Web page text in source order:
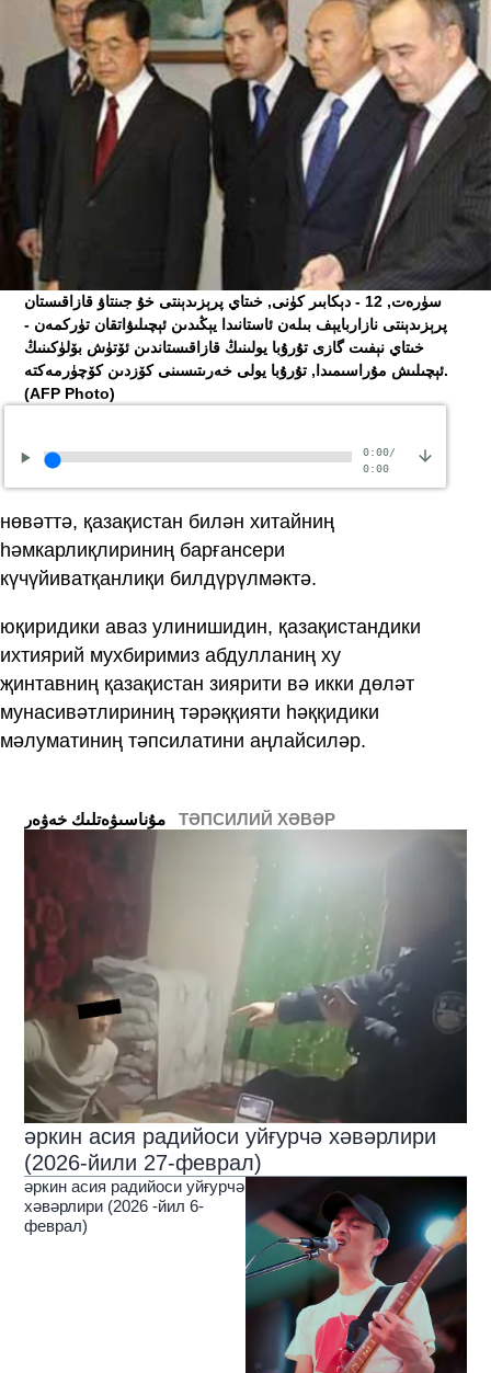
ﺳﯜﺭﻩﺕ, 12 - ﺩﯦﻜﺎﺑﯩﺮ ﻛﯜﻧﻰ, ﺧﯩﺘﺎﻱ ﭘﺮﯦﺰﯨﺪﯦﻨﺘﻰ ﺧﯘ ﺟﯩﻨﺘﺎﯞ ﻗﺎﺯﺍﻗﯩﺴﺘﺎﻥ
ﭘﺮﯦﺰﯨﺪﯦﻨﺘﻰ ﻧﺎﺯﺍﺭﺑﺎﻳﯧﻒ ﺑﯩﻠﻪﻥ ﺋﺎﺳﺘﺎﻧﯩﺪﺍ ﻳﯧﯖﯩﺪﯨﻦ ﺋﯧﭽﯩﻠﯩﯟﺍﺗﻘﺎﻥ ﺗﯜﺭﻛﻤﻪﻥ -
ﺧﯩﺘﺎﻱ ﻧﯧﻔﯩﺖ ﮔﺎﺯﻯ ﺗﯘﺭﯗﺑﺎ ﻳﻮﻟﯩﻨﯩﯔ ﻗﺎﺯﺍﻗﯩﺴﺘﺎﻧﺪﯨﻦ ﺋﯚﺗﯜﺵ ﺑﯚﻟﯜﻛﯩﻨﯩﯔ
ﺋﯧﭽﯩﻠﯩﺶ ﻣﯘﺭﺍﺳﯩﻤﯩﺪﺍ, ﺗﯘﺭﯗﺑﺎ ﻳﻮﻟﻰ ﺧﻪﺭﯨﺘﯩﺴﯩﻨﻰ ﻛﯚﺯﺩﯨﻦ ﻛﯚﭼﯜﺭﻣﻪﻛﺘﻪ.
(AFP Photo)
0:00/
0:00
нөвәттә, қазақистан билән хитайниң
һәмкарлиқлириниң барғансери
күчүйиватқанлиқи билдүрүлмәктә.
юқиридики аваз улинишидин, қазақистандики
ихтиярий мухбиримиз абдулланиң ху
җинтавниң қазақистан зиярити вә икки дөләт
мунасивәтлириниң тәрәққияти һәққидики
мәлуматиниң тәпсилатини аңлайсиләр.
ТӘПСИЛИЙ ХӘВӘР
әркин асия радийоси уйғурчә хәвәрлири
(2026-йили 27-феврал)
әркин асия радийоси уйғурчә
хәвәрлири (2026 -йил 6-
феврал)